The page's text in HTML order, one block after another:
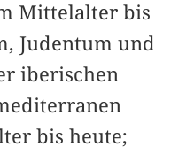
Mittelalter bis
Judentum und
iberischen
bis heute;